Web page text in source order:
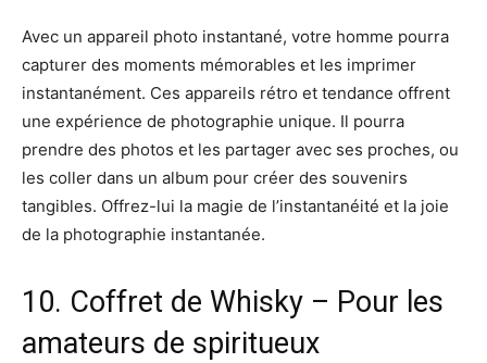
Avec un appareil photo instantané, votre homme pourra
capturer des moments mémorables et les imprimer
instantanément. Ces appareils rétro et tendance offrent
une expérience de photographie unique. Il pourra
prendre des photos et les partager avec ses proches, ou
les coller dans un album pour créer des souvenirs
tangibles. Offrez-lui la magie de l’instantanéité et la joie
de la photographie instantanée.
10. Coffret de Whisky – Pour les
amateurs de spiritueux